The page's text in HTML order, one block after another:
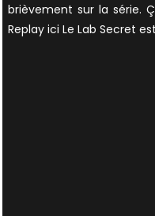
brièvement sur la série.
Replay ici Le Lab Secret